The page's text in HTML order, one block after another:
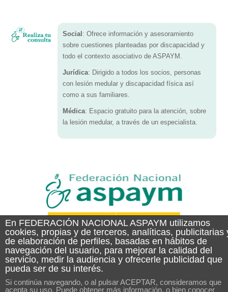
Social : Ofrece información y asesoramiento
sobre cuestiones planteadas por discapacidad y
todo el contexto asociativo de ASPAYM.
Jurídica: Dirigido a todos los socios, personas
con lesión medular y discapacidad física así
como a sus familiares.
Médica: Espacio gratuito para la atención, sobre
la lesión medular, a través de un especialista.
En FEDERACIÓN NACIONAL ASPAYM utilizamos
cookies, propias y de terceros, analíticas, publicitarias
de elaboración de perfiles, basadas en hábitos de
navegación del usuario, para mejorar la calidad del
servicio, medir la audiencia y ofrecerle publicidad que
pueda ser de su interés.
Si continúa navegando, o al pulsar ACEPTAR, consideramos que
acepta su uso. Puede obtener más información, o bien conocer